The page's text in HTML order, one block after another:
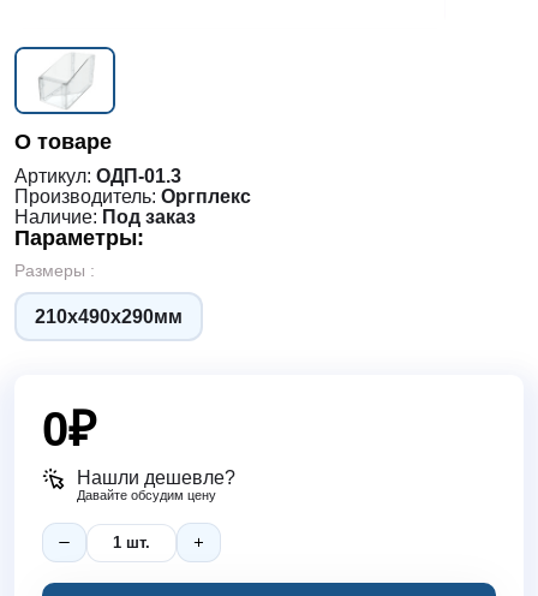
О товаре
Артикул: ОДП-01.3
Производитель: Оргплекс
Наличие: Под заказ
Параметры:
Размеры :
210х490х290мм
0₽
Нашли дешевле?
Давайте обсудим цену